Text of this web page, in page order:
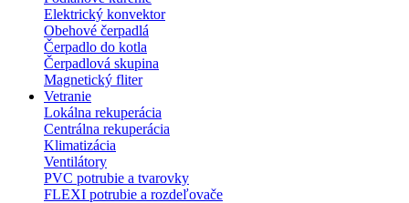
Elektrický konvektor
Obehové čerpadlá
Čerpadlo do kotla
Čerpadlová skupina
Magnetický fliter
Vetranie
Lokálna rekuperácia
Centrálna rekuperácia
Klimatizácia
Ventilátory
PVC potrubie a tvarovky
FLEXI potrubie a rozdeľovače